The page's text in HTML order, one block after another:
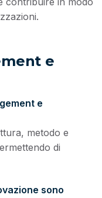
e
e
metodo e
di
sono